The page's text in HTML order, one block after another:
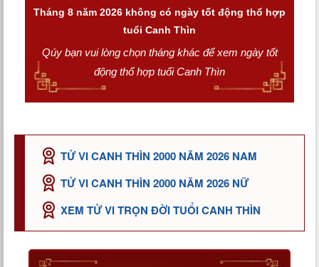
Tháng 8 năm 2026 không có ngày tốt động thổ hợp
tuổi Canh Thìn
Qúy bạn vui lòng chọn tháng khác để xem ngày tốt
động thổ hợp tuổi Canh Thìn
TỬ VI CANH THÌN 2000 NĂM 2026 NAM
TỬ VI CANH THÌN 2000 NĂM 2026 NỮ
XEM TỬ VI TRỌN ĐỜI TUỔI CANH THÌN